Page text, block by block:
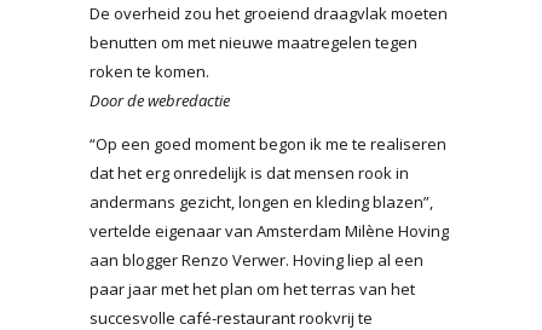
De overheid zou het groeiend draagvlak moeten
benutten om met nieuwe maatregelen tegen
roken te komen.
Door de webredactie
“Op een goed moment begon ik me te realiseren
dat het erg onredelijk is dat mensen rook in
andermans gezicht, longen en kleding blazen”,
vertelde eigenaar van Amsterdam Milène Hoving
aan blogger Renzo Verwer. Hoving liep al een
paar jaar met het plan om het terras van het
succesvolle café-restaurant rookvrij te